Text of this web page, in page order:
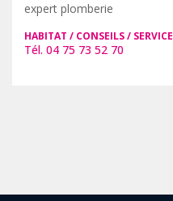
expert plomberie
HABITAT / CONSEILS / SERVICE
04 75 73 52 70